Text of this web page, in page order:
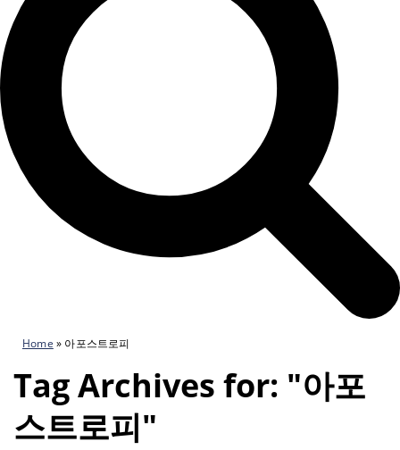
Home » 아포스트로피
Tag Archives for: "아포
스트로피"